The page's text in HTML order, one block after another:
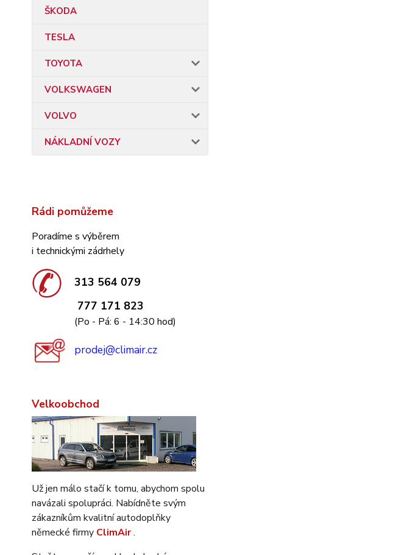
ŠKODA
TESLA
TOYOTA
VOLKSWAGEN
VOLVO
NÁKLADNÍ VOZY
Rádi pomůžeme
Poradíme s výběrem
i technickými zádrhely
313 564 079
777 171 823
(Po - Pá: 6 - 14:30 hod)
prodej@climair.cz
Velkoobchod
Už jen málo stačí k tomu, abychom spolu
navázali spolupráci. Nabídněte svým
zákazníkům kvalitní autodoplňky
německé firmy ClimAir.